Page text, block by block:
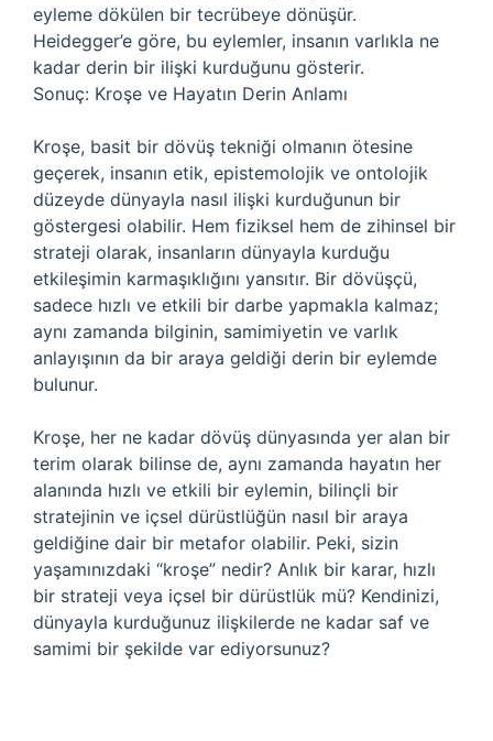
eyleme dökülen bir tecrübeye dönüşür.
Heidegger’e göre, bu eylemler, insanın varlıkla ne
kadar derin bir ilişki kurduğunu gösterir.
Sonuç: Kroşe ve Hayatın Derin Anlamı
Kroşe, basit bir dövüş tekniği olmanın ötesine
geçerek, insanın etik, epistemolojik ve ontolojik
düzeyde dünyayla nasıl ilişki kurduğunun bir
göstergesi olabilir. Hem fiziksel hem de zihinsel bir
strateji olarak, insanların dünyayla kurduğu
etkileşimin karmaşıklığını yansıtır. Bir dövüşçü,
sadece hızlı ve etkili bir darbe yapmakla kalmaz;
aynı zamanda bilginin, samimiyetin ve varlık
anlayışının da bir araya geldiği derin bir eylemde
bulunur.
Kroşe, her ne kadar dövüş dünyasında yer alan bir
terim olarak bilinse de, aynı zamanda hayatın her
alanında hızlı ve etkili bir eylemin, bilinçli bir
stratejinin ve içsel dürüstlüğün nasıl bir araya
geldiğine dair bir metafor olabilir. Peki, sizin
yaşamınızdaki “kroşe” nedir? Anlık bir karar, hızlı
bir strateji veya içsel bir dürüstlük mü? Kendinizi,
dünyayla kurduğunuz ilişkilerde ne kadar saf ve
samimi bir şekilde var ediyorsunuz?